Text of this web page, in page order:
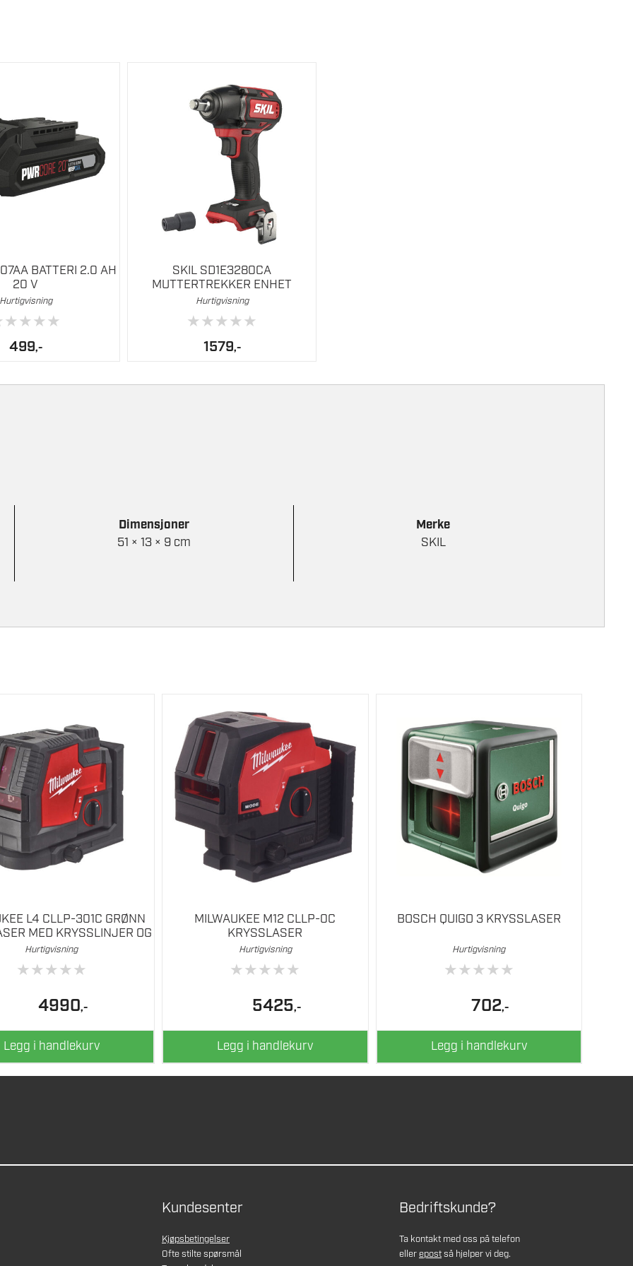
-5°C – +40°C
MT1E1911DA
BATTERI 2.0 AH
20 V
Hurtigvisning
★★★★
499,-
SKIL SD1E3280CA
MUTTERTREKKER ENHET
Hurtigvisning
★★★★★
1579,-
Dimensjoner
51 × 13 × 9 cm
Merke
SKIL
L4 CLLP-301C GRØNN
MED KRYSSLINJER OG
Hurtigvisning
★★★★★
4990,-
Legg i handlekurv
MILWAUKEE M12 CLLP-0C
KRYSSLASER
Hurtigvisning
★★★★★
5425,-
Legg i handlekurv
BOSCH QUIGO 3 KRYSSLASER
Hurtigvisning
★★★★★
702,-
Legg i handlekurv
Kundesenter
Kjøpsbetingelser
Ofte stilte spørsmål
Bedriftskunde?
Ta kontakt med oss på telefon
ellerepostså hjelper vi deg.